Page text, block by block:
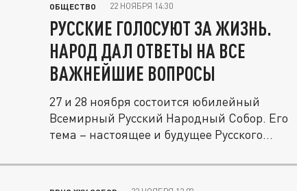
ОБЩЕСТВО 22 НОЯБРЯ 14:30
РУССКИЕ ГОЛОСУЮТ ЗА ЖИЗНЬ.
НАРОД ДАЛ ОТВЕТЫ НА ВСЕ
ВАЖНЕЙШИЕ ВОПРОСЫ
27 и 28 ноября состоится юбилейный
Всемирный Русский Народный Собор. Его
тема – настоящее и будущее Русского...